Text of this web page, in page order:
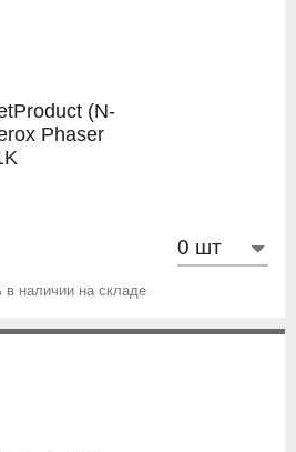
(N-
Phaser
в наличии на складе